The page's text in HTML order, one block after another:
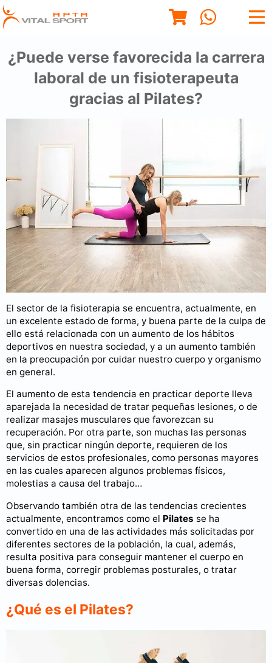
¿Puede verse favorecida la carrera
laboral de un fisioterapeuta
gracias al Pilates?
El sector de la fisioterapia se encuentra, actualmente, en
un excelente estado de forma, y buena parte de la culpa de
ello está relacionada con un aumento de los hábitos
deportivos en nuestra sociedad, y a un aumento también
en la preocupación por cuidar nuestro cuerpo y organismo
en general.
El aumento de esta tendencia en practicar deporte lleva
aparejada la necesidad de tratar pequeñas lesiones, o de
realizar masajes musculares que favorezcan su
recuperación. Por otra parte, son muchas las personas
que, sin practicar ningún deporte, requieren de los
servicios de estos profesionales, como personas mayores
en las cuales aparecen algunos problemas físicos,
molestias a causa del trabajo…
Observando también otra de las tendencias crecientes
actualmente, encontramos como el Pilates se ha
convertido en una de las actividades más solicitadas por
diferentes sectores de la población, la cual, además,
resulta positiva para conseguir mantener el cuerpo en
buena forma, corregir problemas posturales, o tratar
diversas dolencias.
¿Qué es el Pilates?